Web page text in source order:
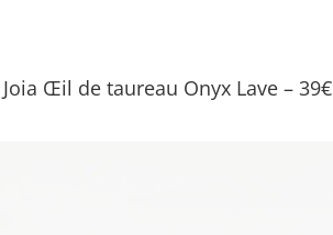
Œil de taureau Onyx Lave – 39€